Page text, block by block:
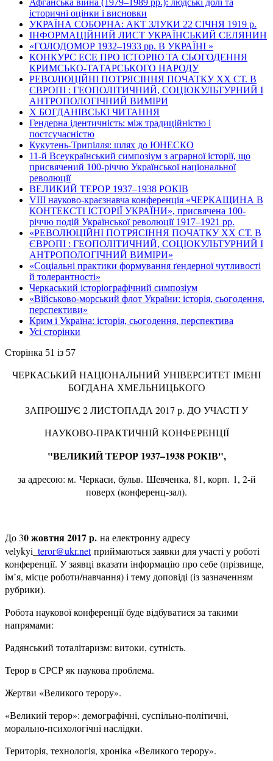
Афганська війна (1979–1989 рр.): людські долі та
історичні оцінки і висновки
УКРАЇНА СОБОРНА: АКТ ЗЛУКИ 22 СІЧНЯ 1919 р.
ІНФОРМАЦІЙНИЙ ЛИСТ УКРАЇНСЬКИЙ СЕЛЯНИН
«ГОЛОДОМОР 1932–1933 рр. В УКРАЇНІ »
КОНКУРС ЕСЕ ПРО ІСТОРІЮ ТА СЬОГОДЕННЯ
КРИМСЬКО-ТАТАРСЬКОГО НАРОДУ
РЕВОЛЮЦІЙНІ ПОТРЯСІННЯ ПОЧАТКУ ХХ СТ. В
ЄВРОПІ : ГЕОПОЛІТИЧНИЙ, СОЦІОКУЛЬТУРНИЙ І
АНТРОПОЛОГІЧНИЙ ВИМІРИ
Х БОГДАНІВСЬКІ ЧИТАННЯ
Гендерна ідентичність: між традиційністю і
постсучасністю
Кукутень-Трипілля: шлях до ЮНЕСКО
11-й Всеукраїнський симпозіум з аграрної історії, що
присвячений 100-річчю Української національної
революції
ВЕЛИКИЙ ТЕРОР 1937–1938 РОКІВ
VІІІ науково-краєзнавча конференція «ЧЕРКАЩИНА В
КОНТЕКСТІ ІСТОРІЇ УКРАЇНИ», присвячена 100-
річчю подій Української революції 1917–1921 рр.
«РЕВОЛЮЦІЙНІ ПОТРЯСІННЯ ПОЧАТКУ ХХ СТ. В
ЄВРОПІ : ГЕОПОЛІТИЧНИЙ, СОЦІОКУЛЬТУРНИЙ І
АНТРОПОЛОГІЧНИЙ ВИМІРИ»
«Соціальні практики формування ґендерної чутливості
й толерантності»
Черкаський історіографічний симпозіум
«Військово-морський флот України: історія, сьогодення,
перспективи»
Крим і Україна: історія, сьогодення, перспектива
Усі сторінки
Сторінка 51 із 57
ЧЕРКАСЬКИЙ НАЦІОНАЛЬНИЙ УНІВЕРСИТЕТ ІМЕНІ
БОГДАНА ХМЕЛЬНИЦЬКОГО
ЗАПРОШУЄ 2 ЛИСТОПАДА 2017 р. ДО УЧАСТІ У
НАУКОВО-ПРАКТИЧНІЙ КОНФЕРЕНЦІЇ
"ВЕЛИКИЙ ТЕРОР 1937–1938 РОКІВ",
за адресою: м. Черкаси, бульв. Шевченка, 81, корп. 1, 2-й
поверх (конференц-зал).
До 30 жовтня 2017 р. на електронну адресу
velykyi_ teror@ukr.netприймаються заявки для участі у роботі
конференції. У заявці вказати інформацію про себе (прізвище,
ім’я, місце роботи/навчання) і тему доповіді (із зазначенням
рубрики).
Робота наукової конференції буде відбуватися за такими
напрямами:
Радянський тоталітаризм: витоки, сутність.
Терор в СРСР як наукова проблема.
Жертви «Великого терору».
«Великий терор»: демографічні, суспільно-політичні,
морально-психологічні наслідки.
Територія, технологія, хроніка «Великого терору».